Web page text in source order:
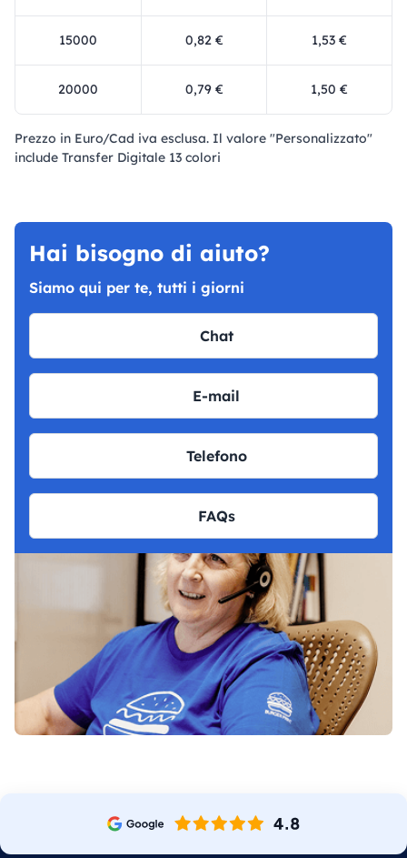
15000 0,82 € 1,53 €
20000 0,79 € 1,50 €
Prezzo in Euro/Cad iva esclusa. Il valore "Personalizzato"
include Transfer Digitale 13 colori
Hai bisogno di aiuto?
Siamo qui per te, tutti i giorni
Chat
E-mail
Telefono
FAQs